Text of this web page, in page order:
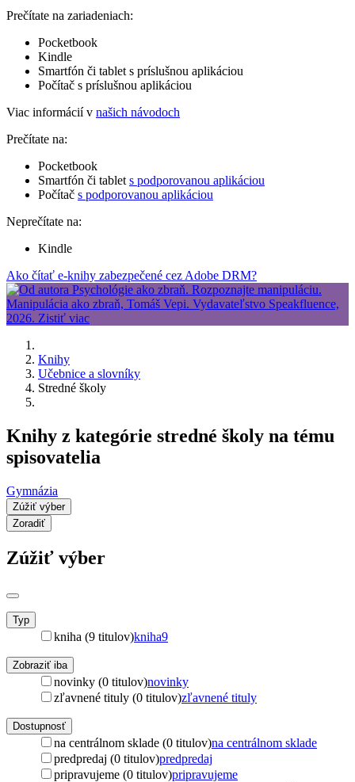
Prečítate na zariadeniach:
Pocketbook
Kindle
Smartfón či tablet s príslušnou aplikáciou
Počítač s príslušnou aplikáciou
Viac informácií v našich návodoch
Prečítate na:
Pocketbook
Smartfón či tablet s podporovanou aplikáciou
Počítač s podporovanou aplikáciou
Neprečítate na:
Kindle
Ako čítať e-knihy zabezpečené cez Adobe DRM?
Knihy
Učebnice a slovníky
Stredné školy
Knihy z kategórie stredné školy na tému
spisovatelia
Gymnázia
Zúžiť výber
Zoradiť
Zúžiť výber
Typ
kniha (9 titulov)kniha9
Zobraziť iba
novinky (0 titulov)novinky
zľavnené tituly (0 titulov)zľavnené tituly
Dostupnosť
na centrálnom sklade (0 titulov)na centrálnom sklade
predpredaj (0 titulov)predpredaj
pripravujeme (0 titulov)pripravujeme